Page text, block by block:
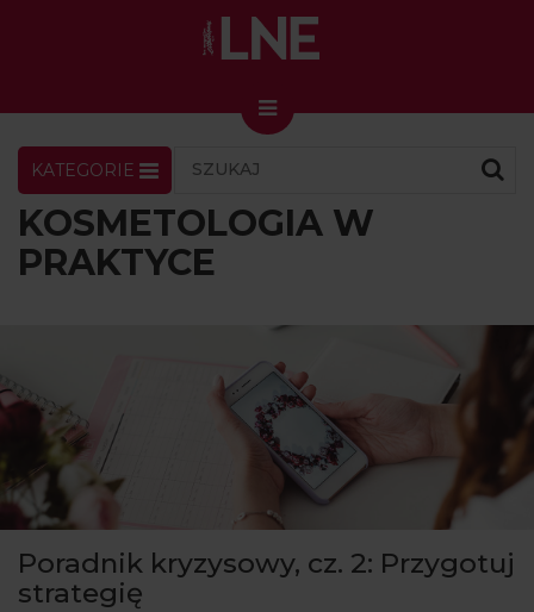
LNENEWS
KONGRES I TARGI
VIDEO
PODCAST
MAGAZYN
O NAS
PRENUMERATA
ARTYKUŁY
KATEGORIE
KOSMETOLOGIA W
PRAKTYCE
Poradnik kryzysowy, cz. 2: Przygotuj
strategię